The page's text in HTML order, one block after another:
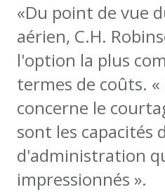
«Du point de vue
aérien, C.H.
l'option la plus
termes de coûts. «
concerne le
sont les capacités
d'administration
impressionnés ».